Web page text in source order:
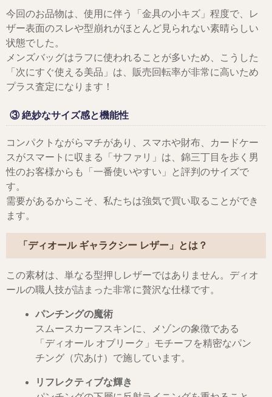
今回のお品物は、使用に伴う「金具の小キズ」程度で、レ
ザー表面のスレや型崩れがほとんど見られない素晴らしい
状態でした。
メンズバッグはラフに使われることが多いため、こうした
「次にすぐ使える美品」は、販売回転率が非常に高いため
プラス査定になります！
③ 絶妙なサイズ感と機能性
コンパクトながらマチがあり、スマホや財布、カードケー
スがスマートに収まる「サファリ」は、錦三丁目を歩く男
性のお客様からも「一番使いやすい」と評判のサイズで
す。
需要があるからこそ、私たちは強気で買い取ることができ
ます。
「ディオール ギャラクシー レザー」とは？
この素材は、単なる型押しレザーではありません。ディオ
ールの職人技が詰まった非常に贅沢な仕様です。
パンチングの魔術
スムースカーフスキンに、メゾンの象徴である
「ディオール オブリーク」モチーフを精密なパン
チング（穴あけ）で施しています。
リフレクティブな輝き